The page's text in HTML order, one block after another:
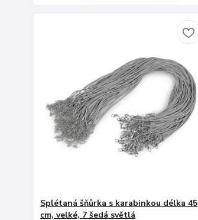
Splétaná šňůrka s karabinkou délka 45
cm, velké, 7 šedá světlá